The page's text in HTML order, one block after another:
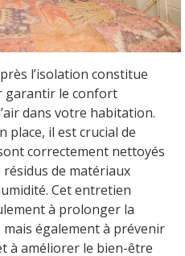
l’isolation constitue
garantir le confort
dans votre habitation.
place, il est crucial de
correctement nettoyés
résidus de matériaux
Cet entretien
à prolonger la
mais également à prévenir
à améliorer le bien-être